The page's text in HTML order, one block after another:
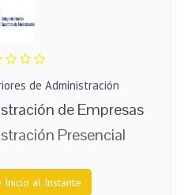
de Administración
de Empresas
Presencial
Inicio al Instante